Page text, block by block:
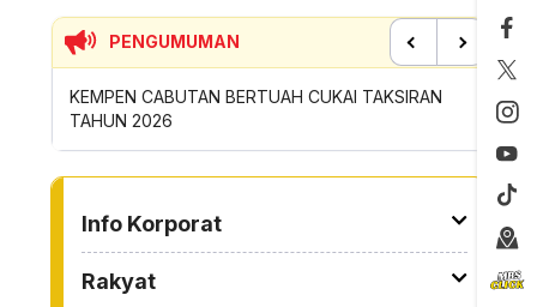
PENGUMUMAN
KEMPEN CABUTAN BERTUAH CUKAI TAKSIRAN
TAHUN 2026
Info Korporat
Rakyat